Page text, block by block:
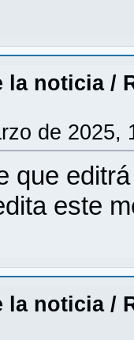
la noticia/
de 2025,
que
este
la noticia/